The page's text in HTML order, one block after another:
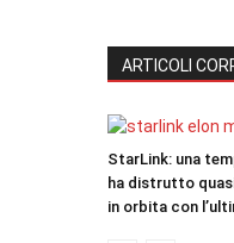
ARTICOLI
StarLink: una
ha distrutto
in orbita con